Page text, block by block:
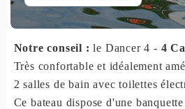
Notre conseil :le Dancer 4 - 4
Très confortable et idéalement
2 salles de bain avec toilettes
Ce bateau dispose d'une